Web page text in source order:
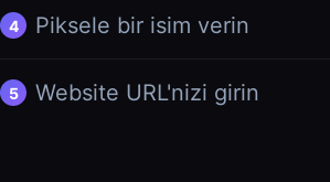
Piksele bir isim verin
Website URL'nizi girin